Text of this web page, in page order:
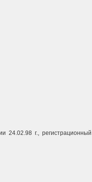
24.02.98 г., регистрационный